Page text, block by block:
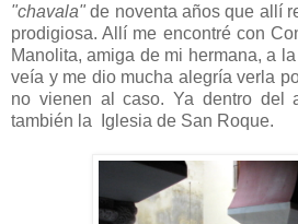
"chavala" de noventa años que allí
prodigiosa. Allí me encontré con
Manolita, amiga de mi hermana, a
veía y me dio mucha alegría verla
no vienen al caso. Ya dentro del
también la Iglesia de San Roque.